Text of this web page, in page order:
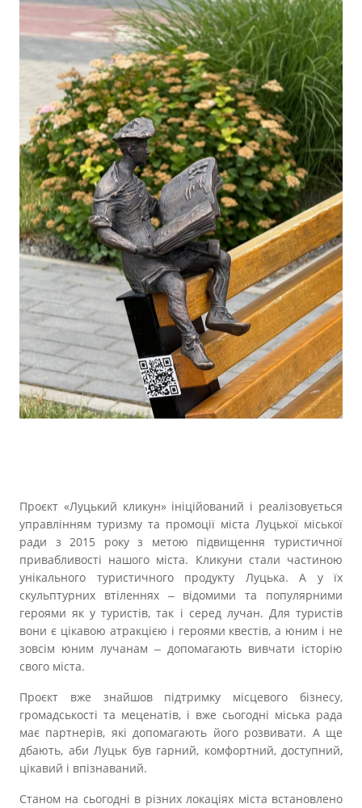
Проєкт «Луцький кликун» ініційований і реалізовується
управлінням туризму та промоції міста Луцької міської
ради з 2015 року з метою підвищення туристичної
привабливості нашого міста. Кликуни стали частиною
унікального туристичного продукту Луцька. А у їх
скульптурних втіленнях ‒ відомими та популярними
героями як у туристів, так і серед лучан. Для туристів
вони є цікавою атракцією і героями квестів, а юним і не
зовсім юним лучанам ‒ допомагають вивчати історію
свого міста.
Проєкт вже знайшов підтримку місцевого бізнесу,
громадськості та меценатів, і вже сьогодні міська рада
має партнерів, які допомагають його розвивати. А ще
дбають, аби Луцьк був гарний, комфортний, доступний,
цікавий і впізнаваний.
Станом на сьогодні в різних локаціях міста встановлено